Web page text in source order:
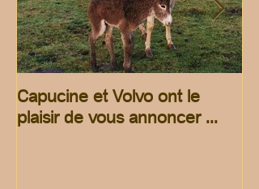
Capucine et Volvo ont le
plaisir de vous annoncer ...